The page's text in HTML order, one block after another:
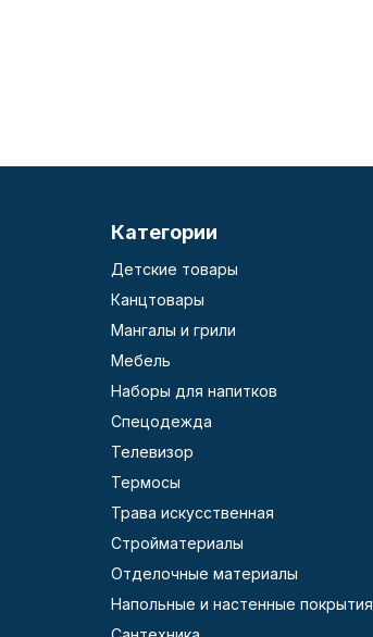
Категории
Детские товары
Канцтовары
Мангалы и грили
Мебель
Наборы для напитков
Спецодежда
Телевизор
Термосы
Трава искусственная
Стройматериалы
Отделочные материалы
Напольные и настенные покрытия